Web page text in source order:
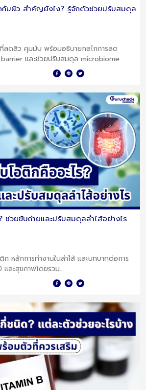
กับผิว สำคัญยังไง? รู้จักตัวช่วยปรับสมดุล
ลดสิว คุมมัน พร้อมอธิบายกลไกการลด
barrier และช่วยปรับสมดุล microbiome
ช่วยขับถ่ายและปรับสมดุลลำไส้อย่างไร
ติก หลักการทำงานในลำไส้ และบทบาทต่อการ
ละสุขภาพโดยรวม